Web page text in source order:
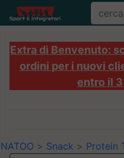
Extra di Benvenuto:
ordini per i nuovi
entro il
NATOO > Snack > Protein